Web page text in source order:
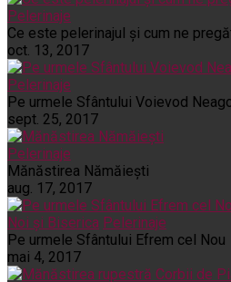
Pelerinaje
Ce este pelerinajul şi cum ne
oct. 13, 2017
Pelerinaje
Pe urmele Sfântului Voievod
sept. 25, 2017
Pelerinaje
Mănăstirea Nămăiești
aug. 17, 2017
Noi și Biserica Pelerinaje
Pe urmele Sfântului Efrem cel Nou
mai 4, 2017